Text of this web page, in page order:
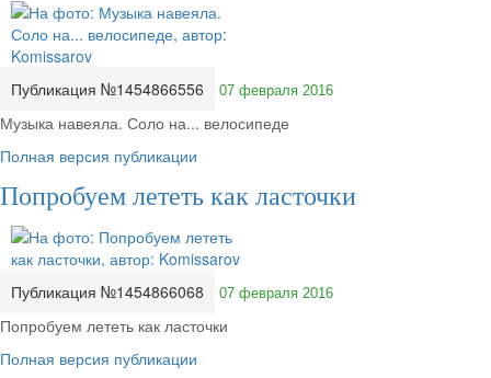
Публикация №1454866556 07 февраля 2016
Музыка навеяла. Соло на... велосипеде
Полная версия публикации
Попробуем лететь как ласточки
Публикация №1454866068 07 февраля 2016
Попробуем лететь как ласточки
Полная версия публикации